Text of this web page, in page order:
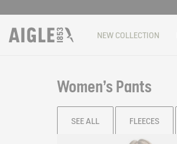
NEW COLLECTION
Women's Pants
SEE ALL FLEECES